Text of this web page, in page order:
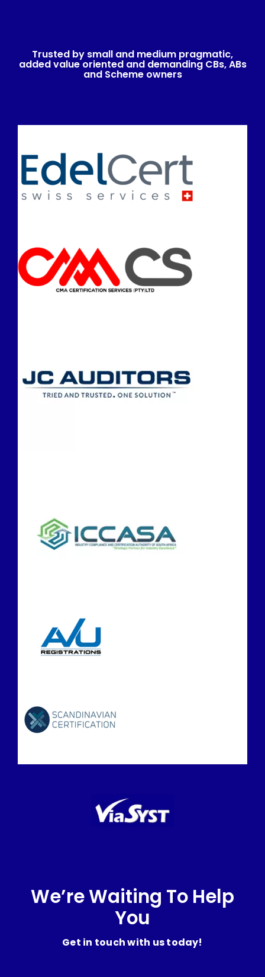
Trusted by small and medium pragmatic,
added value oriented and demanding CBs, ABs
and Scheme owners
We’re Waiting To Help
You
Get in touch with us today!